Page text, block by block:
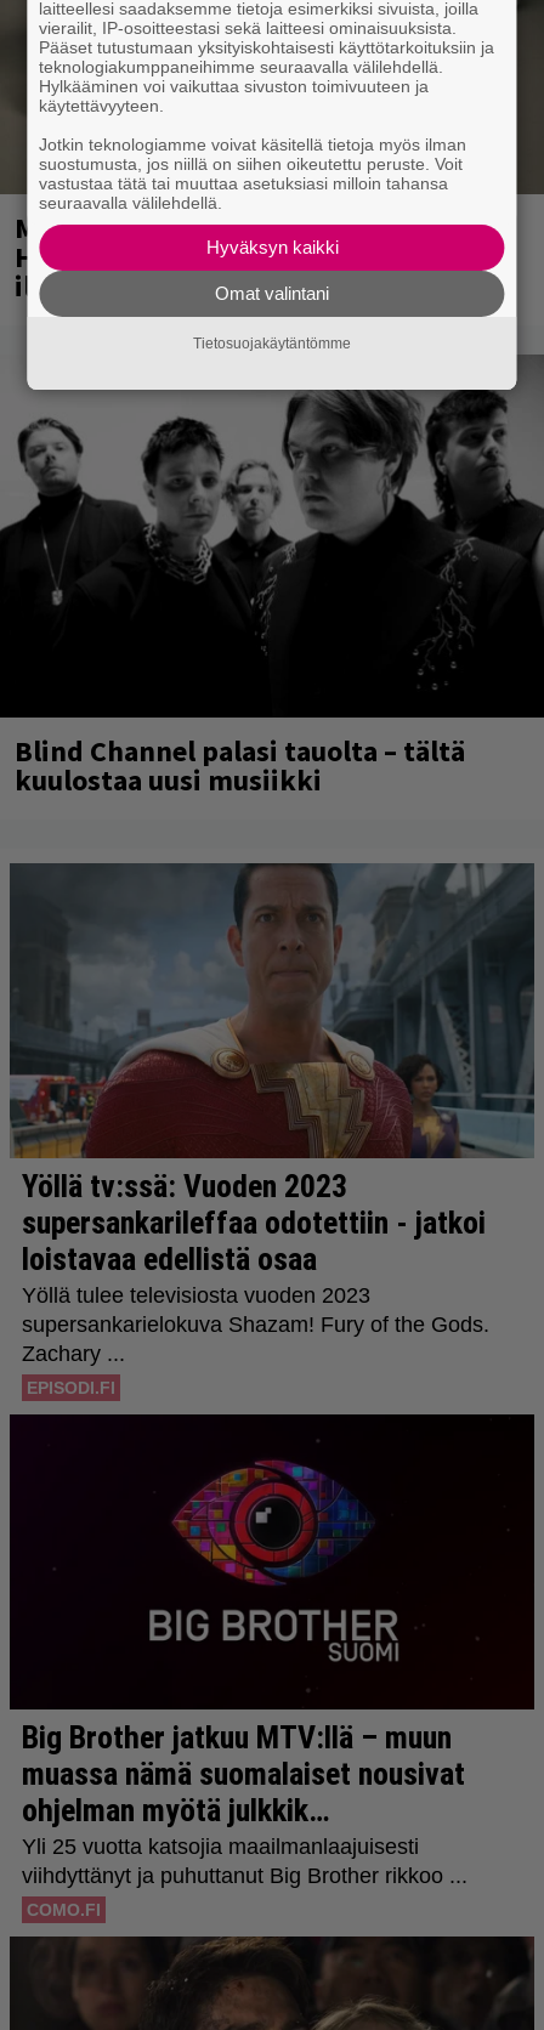
Mainio ohjelmatoimisto juhlii
Helsingissä 10-vuotista taivaltaan –
ilmaistapahtumassa loistoesiintyjät
Blind Channel palasi tauolta – tältä
kuulostaa uusi musiikki
laitteellesi saadaksemme tietoja esimerkiksi sivuista, joilla
vierailit, IP-osoitteestasi sekä laitteesi ominaisuuksista.
Pääset tutustumaan yksityiskohtaisesti käyttötarkoituksiin ja
teknologiakumppaneihimme seuraavalla välilehdellä.
Hylkääminen voi vaikuttaa sivuston toimivuuteen ja
käytettävyyteen.
Jotkin teknologiamme voivat käsitellä tietoja myös ilman
suostumusta, jos niillä on siihen oikeutettu peruste. Voit
vastustaa tätä tai muuttaa asetuksiasi milloin tahansa
seuraavalla välilehdellä.
Hyväksyn kaikki
Omat valintani
Tietosuojakäytäntömme